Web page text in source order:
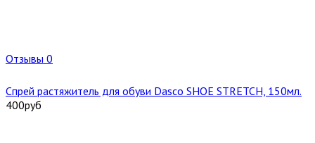
Отзывы 0
Спрей растяжитель для обуви Dasco SHOE STRETCH, 150мл.
400руб